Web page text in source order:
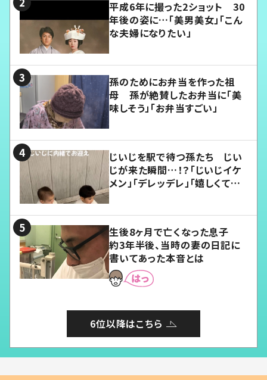
平成6年に撮った2ショット 30
年後の姿に…「美男美女」「こん
な夫婦になりたい」
孫のためにお弁当を作った祖
母 孫が絶賛したお弁当に「美
味しそう」「お弁当すごい」
じいじを駅で待つ孫たち じい
じが来た瞬間…！？「じいじイケ
メン」「デレッデレ」「嬉しくて可
生後8ヶ月で亡くなった息子
約3年半後、当時の妻の日記に
書いてあった本音とは
6位以降はこちら